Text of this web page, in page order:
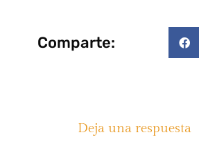
Comparte:
Deja una respuesta